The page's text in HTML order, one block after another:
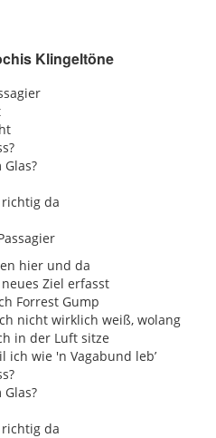
Klingeltöne
da
hier und da
Ziel erfasst
Forrest Gump
nicht wirklich weiß, wolang
in der Luft sitze
ich wie 'n Vagabund leb’
da